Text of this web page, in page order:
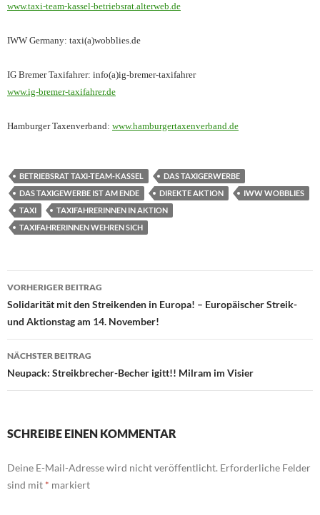
www.taxi-team-kassel-betriebsrat.alterweb.de
IWW Germany: taxi(a)wobblies.de
IG Bremer Taxifahrer: info(a)ig-bremer-taxifahrer
www.ig-bremer-taxifahrer.de
Hamburger Taxenverband: www.hamburgertaxenverband.de
BETRIEBSRAT TAXI-TEAM-KASSEL
DAS TAXIGERWERBE
DAS TAXIGEWERBE IST AM ENDE
DIREKTE AKTION
IWW WOBBLIES
TAXI
TAXIFAHRERINNEN IN AKTION
TAXIFAHRERINNEN WEHREN SICH
Beitragsnavigation
VORHERIGER BEITRAG
Solidarität mit den Streikenden in Europa! – Europäischer Streik-
und Aktionstag am 14. November!
NÄCHSTER BEITRAG
Neupack: Streikbrecher-Becher igitt!! Milram im Visier
SCHREIBE EINEN KOMMENTAR
Deine E-Mail-Adresse wird nicht veröffentlicht. Erforderliche Felder
sind mit * markiert